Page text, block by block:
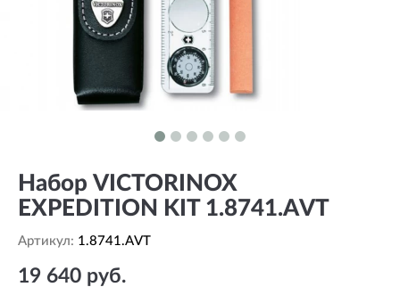
Набор VICTORINOX
EXPEDITION KIT 1.8741.AVT
Артикул: 1.8741.AVT
19 640 руб.